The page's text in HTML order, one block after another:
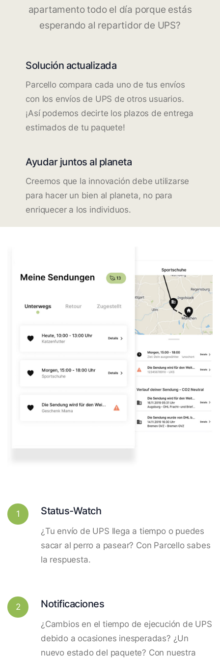
apartamento todo el día porque estás
esperando al repartidor de UPS?
Solución actualizada
Parcello compara cada uno de tus envíos
con los envíos de UPS de otros usuarios.
¡Así podemos decirte los plazos de entrega
estimados de tu paquete!
Ayudar juntos al planeta
Creemos que la innovación debe utilizarse
para hacer un bien al planeta, no para
enriquecer a los individuos.
1 Status-Watch
¿Tu envío de UPS llega a tiempo o puedes
sacar al perro a pasear? Con Parcello sabes
la respuesta.
2 Notificaciones
¿Cambios en el tiempo de ejecución de UPS
debido a ocasiones inesperadas? ¿Un
nuevo estado del paquete? Con nuestra